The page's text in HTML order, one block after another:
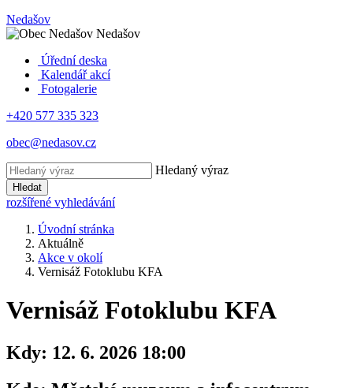
Nedašov
Nedašov
Úřední deska
Kalendář akcí
Fotogalerie
+420 577 335 323
obec@nedasov.cz
Hledaný výraz
Hledat
rozšířené vyhledávání
Úvodní stránka
Aktuálně
Akce v okolí
Vernisáž Fotoklubu KFA
Vernisáž Fotoklubu KFA
Kdy: 12. 6. 2026 18:00